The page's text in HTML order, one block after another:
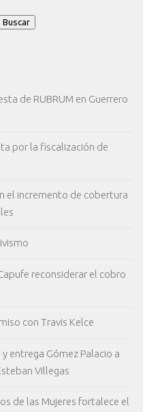
Buscar
de RUBRUM en Guerrero
por la fiscalización de
el incremento de cobertura
reconsiderar el cobro
con Travis Kelce
entrega Gómez Palacio a
Villegas
de las Mujeres fortalece el